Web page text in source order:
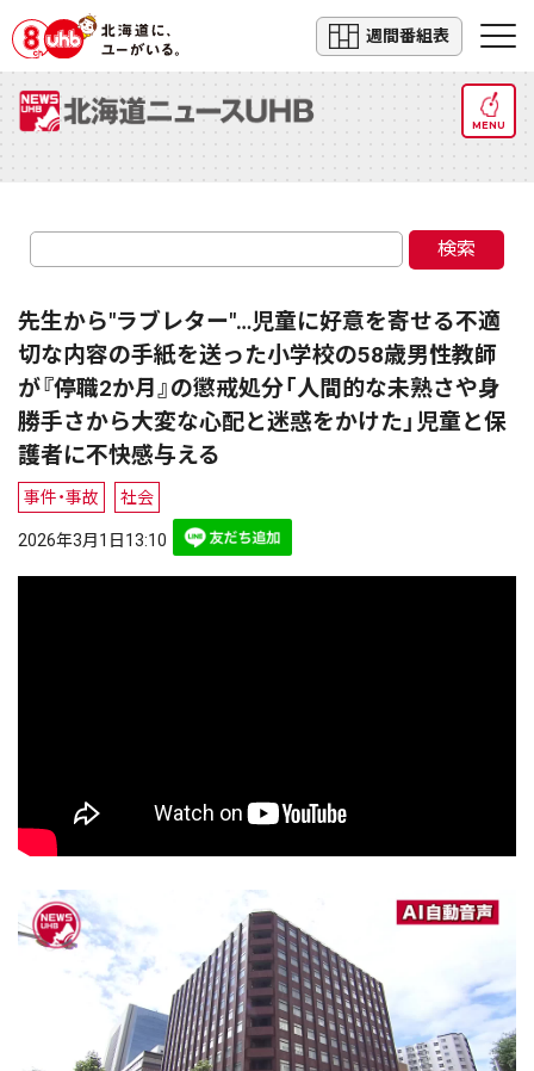
週間番組表
MENU
検索
先生から"ラブレター"…児童に好意を寄せる不適
切な内容の手紙を送った小学校の58歳男性教師
が『停職2か月』の懲戒処分「人間的な未熟さや身
勝手さから大変な心配と迷惑をかけた」児童と保
護者に不快感与える
事件・事故 社会
2026年3月1日13:10